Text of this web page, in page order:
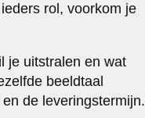
rol, voorkom je
je uitstralen en wat
beeldtaal
de leveringstermijn.